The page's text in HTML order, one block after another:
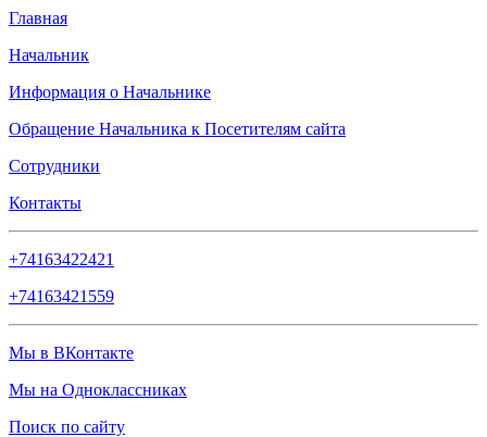
Главная
Начальник
Информация о Начальнике
Обращение Начальника к Посетителям сайта
Сотрудники
Контакты
+74163422421
+74163421559
Мы в ВКонтакте
Мы на Одноклассниках
Поиск по сайту